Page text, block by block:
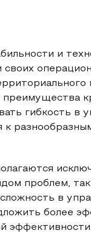
и
гибкость в
к
проблем,
в
более